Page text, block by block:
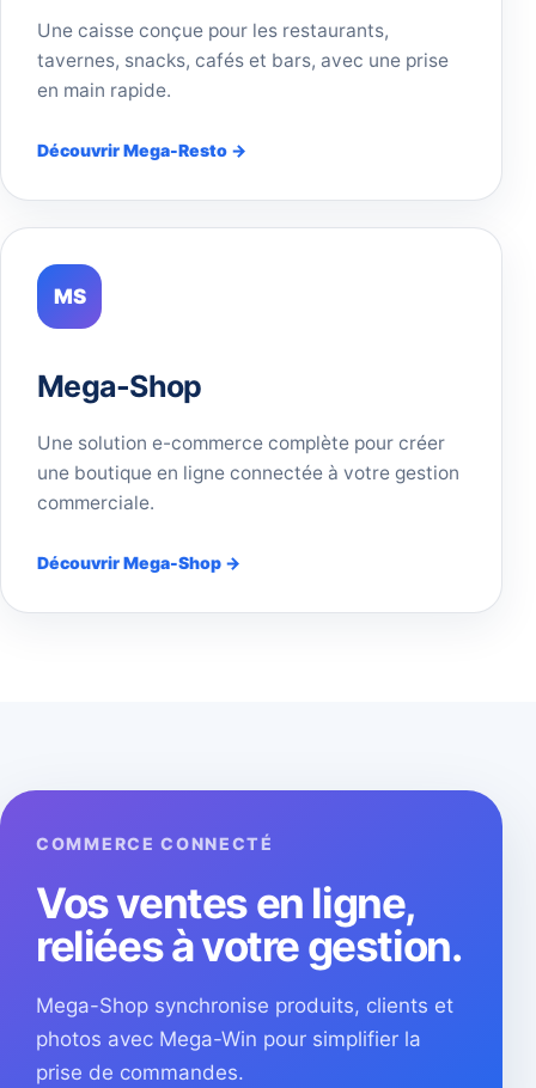
Une caisse conçue pour les restaurants,
tavernes, snacks, cafés et bars, avec une prise
en main rapide.
Découvrir Mega-Resto →
MS
Mega-Shop
Une solution e-commerce complète pour créer
une boutique en ligne connectée à votre gestion
commerciale.
Découvrir Mega-Shop →
COMMERCE CONNECTÉ
Vos ventes en ligne,
reliées à votre gestion.
Mega-Shop synchronise produits, clients et
photos avec Mega-Win pour simplifier la
prise de commandes.